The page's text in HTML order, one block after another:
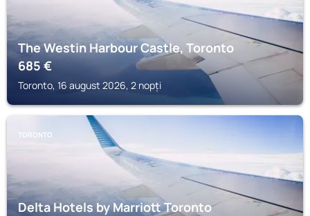
The Westin Harbour Castle, Toronto
685€
Toronto, 16 august 2026, 2 nopți
TORONTO
Delta Hotels by Marriott Toronto